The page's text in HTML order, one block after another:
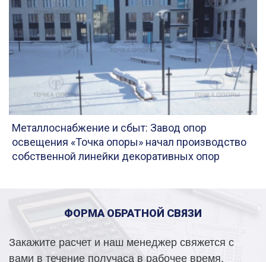
Металлоснабжение и сбыт: Завод опор
освещения «Точка опоры» начал производство
собственной линейки декоративных опор
ФОРМА ОБРАТНОЙ СВЯЗИ
Закажите расчет и наш менеджер свяжется с
вами в течение получаса в рабочее время.